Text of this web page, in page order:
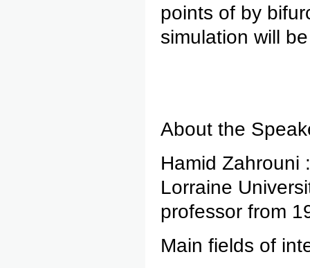
points of by
simulation will
About the
Hamid Zahrouni
Lorraine
professor from
Main fields of